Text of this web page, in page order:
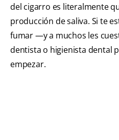
del cigarro es literalmente
producción de saliva. Si te
fumar —y a muchos les
dentista o higienista dental
empezar.